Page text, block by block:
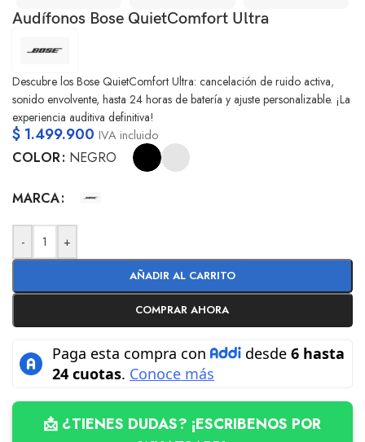
Audífonos Bose QuietComfort Ultra
Descubre los Bose QuietComfort Ultra: cancelación de ruido activa,
sonido envolvente, hasta 24 horas de batería y ajuste personalizable. ¡La
experiencia auditiva definitiva!
$ 1.499.900 IVA incluido
COLOR NEGRO
MARCA
- +
AÑADIR AL CARRITO
COMPRAR AHORA
📩 ¿TIENES DUDAS? ¡ESCRIBENOS POR